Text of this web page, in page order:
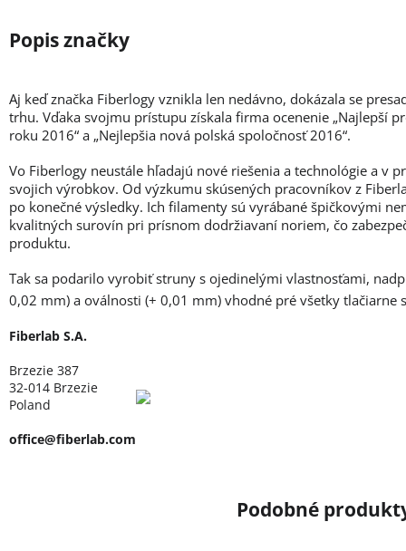
Aj keď značka Fiberlogy vznikla len nedávno, dokázala se
trhu. Vďaka svojmu prístupu získala firma ocenenie „Najlepší
roku 2016“ a „Nejlepšia nová polská spoločnosť 2016“.
Vo Fiberlogy neustále hľadajú nové riešenia a technológie a v
svojich výrobkov. Od výzkumu skúsených pracovníkov z
po konečné výsledky. Ich filamenty sú vyrábané špičkovými
kvalitných surovín pri prísnom dodržiavaní noriem, čo
produktu.
Tak sa podarilo vyrobiť struny s ojedinelými vlastnosťami,
0,02 mm) a oválnosti (+ 0,01 mm) vhodné pré všetky tlačiarne
Fiberlab S.A.
Brzezie 387
32-014 Brzezie
Poland
office@fiberlab.com